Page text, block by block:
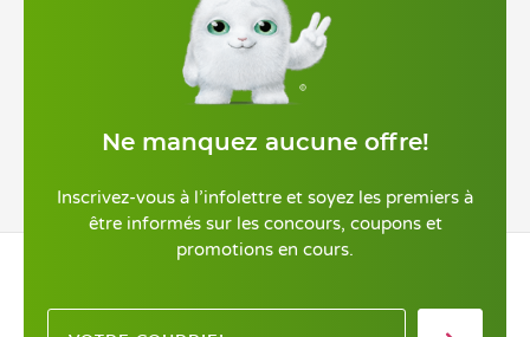
Ne manquez aucune offre!
Inscrivez-vous à l’infolettre et soyez les premiers à
être informés sur les concours, coupons et
promotions en cours.